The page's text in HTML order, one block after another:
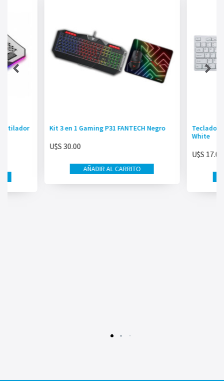
Kit 3 en 1 Gaming P31 FANTECH Negro
U$S 30.00
AÑADIR AL CARRITO
Teclado
White
U$S 17.00